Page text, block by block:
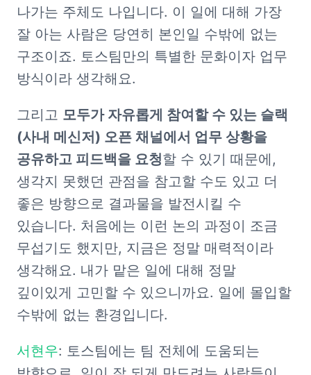
나가는 주체도 나입니다. 이 일에 대해 가장
잘 아는 사람은 당연히 본인일 수밖에 없는
구조이죠. 토스팀만의 특별한 문화이자 업무
방식이라 생각해요.
그리고 모두가 자유롭게 참여할 수 있는 슬랙
(사내 메신저) 오픈 채널에서 업무 상황을
공유하고 피드백을 요청할 수 있기 때문에,
생각지 못했던 관점을 참고할 수도 있고 더
좋은 방향으로 결과물을 발전시킬 수
있습니다. 처음에는 이런 논의 과정이 조금
무섭기도 했지만, 지금은 정말 매력적이라
생각해요. 내가 맡은 일에 대해 정말
깊이있게 고민할 수 있으니까요. 일에 몰입할
수밖에 없는 환경입니다.
서현우: 토스팀에는 팀 전체에 도움되는